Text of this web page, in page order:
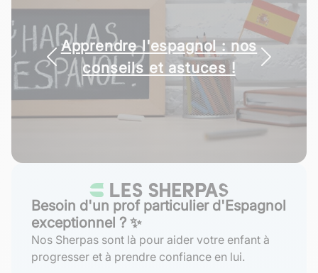
Apprendre l'espagnol : nos
conseils et astuces !
Besoin d'un prof particulier d'Espagnol
exceptionnel ? ✨
Nos Sherpas sont là pour aider votre enfant à
progresser et à prendre confiance en lui.